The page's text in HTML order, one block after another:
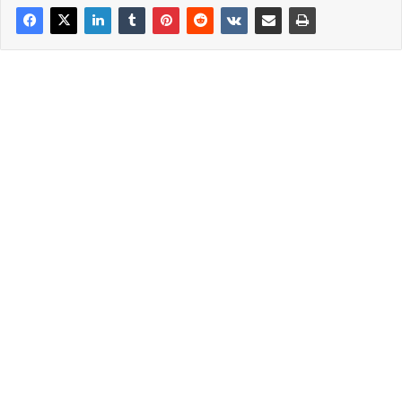
πρόβλημα στον προορισμό του.Οι άλλοι μόλις το βλέπουν
μένουν σεκο!!!